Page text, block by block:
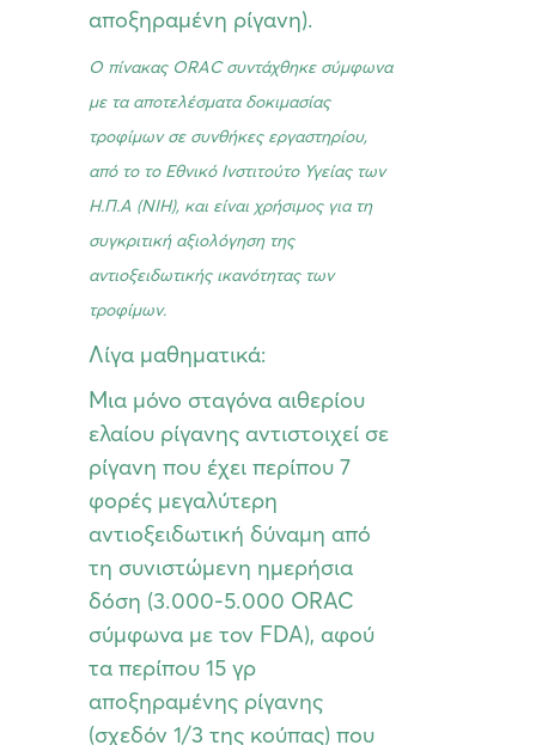
αποξηραμένη ρίγανη).
Ο πίνακας ORACσυντάχθηκε σύμφωνα
με τα αποτελέσματα δοκιμασίας
τροφίμων σε συνθήκες εργαστηρίου,
από το το Εθνικό Ινστιτούτο Υγείας των
Η.Π.Α (ΝΙΗ), και είναι χρήσιμος για τη
συγκριτική αξιολόγηση της
αντιοξειδωτικής ικανότητας των
τροφίμων.
Λίγα μαθηματικά:
Μια μόνο σταγόνα αιθερίου
ελαίου ρίγανης αντιστοιχεί σε
ρίγανη που έχει περίπου 7
φορές μεγαλύτερη
αντιοξειδωτική δύναμη από
τη συνιστώμενη ημερήσια
δόση (3.000-5.000 ORAC
σύμφωνα με τον FDA), αφού
τα περίπου 15 γρ
αποξηραμένης ρίγανης
(σχεδόν 1/3 της κούπας) που